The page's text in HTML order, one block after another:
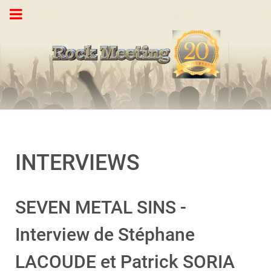
INTERVIEWS
SEVEN METAL SINS -
Interview de Stéphane
LACOUDE et Patrick SORIA